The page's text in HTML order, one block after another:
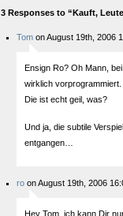
3 Responses to “Kauft,
Tom on August 19th, 2006
Ensign Ro? Oh Mann,
wirklich vorprogrammiert.
Die ist echt geil, was?
Und ja, die subtile
entgangen…
ro on August 19th, 2006
Hey Tom, ich kann Dir